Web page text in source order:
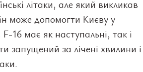
літаки, але який викликав
може допомогти Києву у
F-16 має як наступальні, так і
запущений за лічені хвилини і